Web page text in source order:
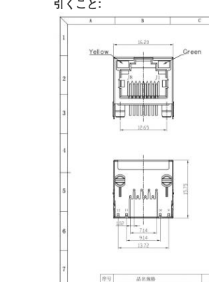
引くこと: